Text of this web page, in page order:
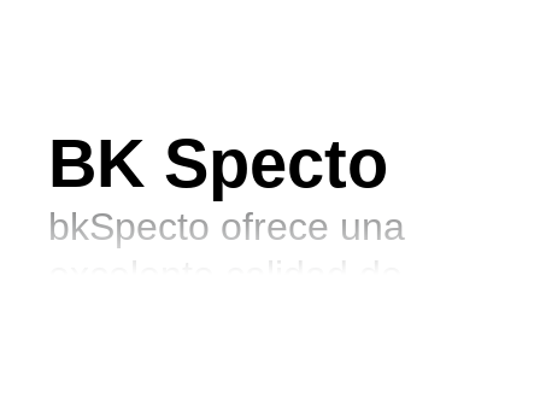
BK Specto
bkSpecto ofrece una
excelente calidad de